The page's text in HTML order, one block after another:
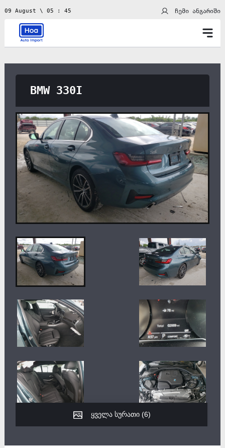
09 August \ 05 : 45 ჩემი ანგარიში
BMW 330I
ყველა სურათი (6)